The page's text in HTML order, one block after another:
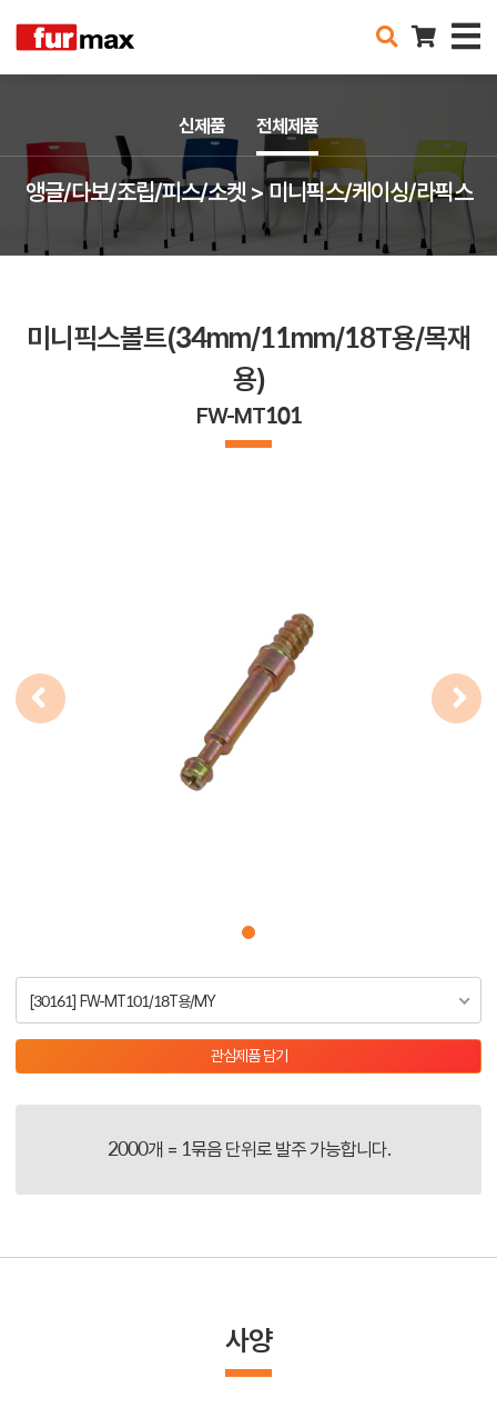
앵글/다보/조립/피스/소켓 > 미니픽스/케이싱/라픽스
신제품 전체제품
미니픽스볼트(34mm/11mm/18T용/목재
용)
FW-MT101
[30161] FW-MT101/18T용/MY
관심제품 담기
2000개 = 1묶음 단위로 발주 가능합니다.
사양